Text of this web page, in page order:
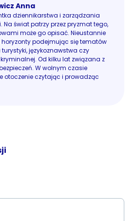
Anna
dziennikarstwa i zarządzania
Na świat patrzy przez pryzmat tego,
może go opisać. Nieustannie
horyzonty podejmując się tematów
turystyki, językoznawstwa czy
Od kilku lat związana z
W wolnym czasie
otoczenie czytając i prowadząc